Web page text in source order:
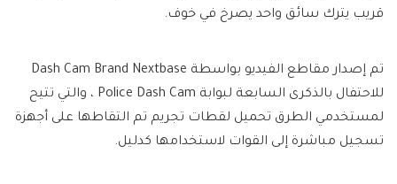
قريب يترك سائق واحد يصرخ في خوف.
تم إصدار مقاطع الفيديو بواسطة Dash Cam Brand Nextbase
للاحتفال بالذكرى السابعة لبوابة Police Dash Cam ، والتي تتيح
لمستخدمي الطرق تحميل لقطات تجريم تم التقاطها على أجهزة
تسجيل مباشرة إلى القوات لاستخدامها كدليل.